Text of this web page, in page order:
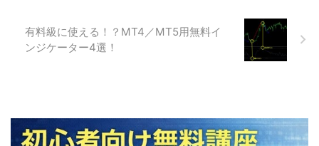
有料級に使える！？MT4／MT5用無料イ
ンジケーター4選！